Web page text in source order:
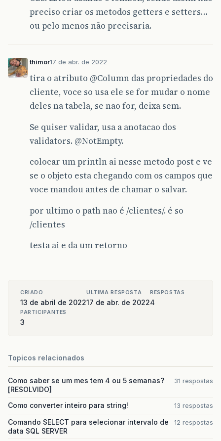
preciso criar os metodos getters e setters…
ou pelo menos não precisaria.
thimor17 de abr. de 2022
tira o atributo @Column das propriedades do
cliente, voce so usa ele se for mudar o nome
deles na tabela, se nao for, deixa sem.
Se quiser validar, usa a anotacao dos
validators. @NotEmpty.
colocar um println ai nesse metodo post e ve
se o objeto esta chegando com os campos que
voce mandou antes de chamar o salvar.
por ultimo o path nao é /clientes/. é so
/clientes
testa ai e da um retorno
CRIADO
13 de abril de 2022
ULTIMA RESPOSTA
17 de abr. de 2022
RESPOSTAS
4
PARTICIPANTES
3
Topicos relacionados
Como saber se um mes tem 4 ou 5 semanas?
[RESOLVIDO]
31 respostas
Como converter inteiro para string! 13 respostas
Comando SELECT para selecionar intervalo de
data SQL SERVER
12 respostas